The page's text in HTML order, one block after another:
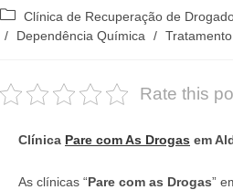
do
post:
Categoria
do
Clínica de Recuperação de
/
Dependência Química /
Rate this
Clínica Pare com As Drogas em
As clínicas “Pare com as Drogas”